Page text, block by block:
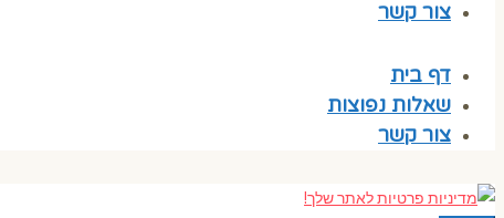
צור קשר
דף בית
שאלות נפוצות
צור קשר